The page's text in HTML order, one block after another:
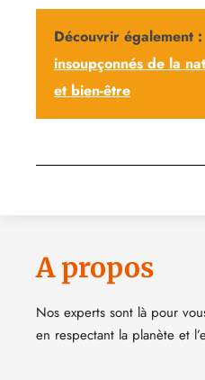
Découvrir également :
insoupçonnés de la
et bien-être
A propos
Nos experts sont là pour
en respectant la planète et